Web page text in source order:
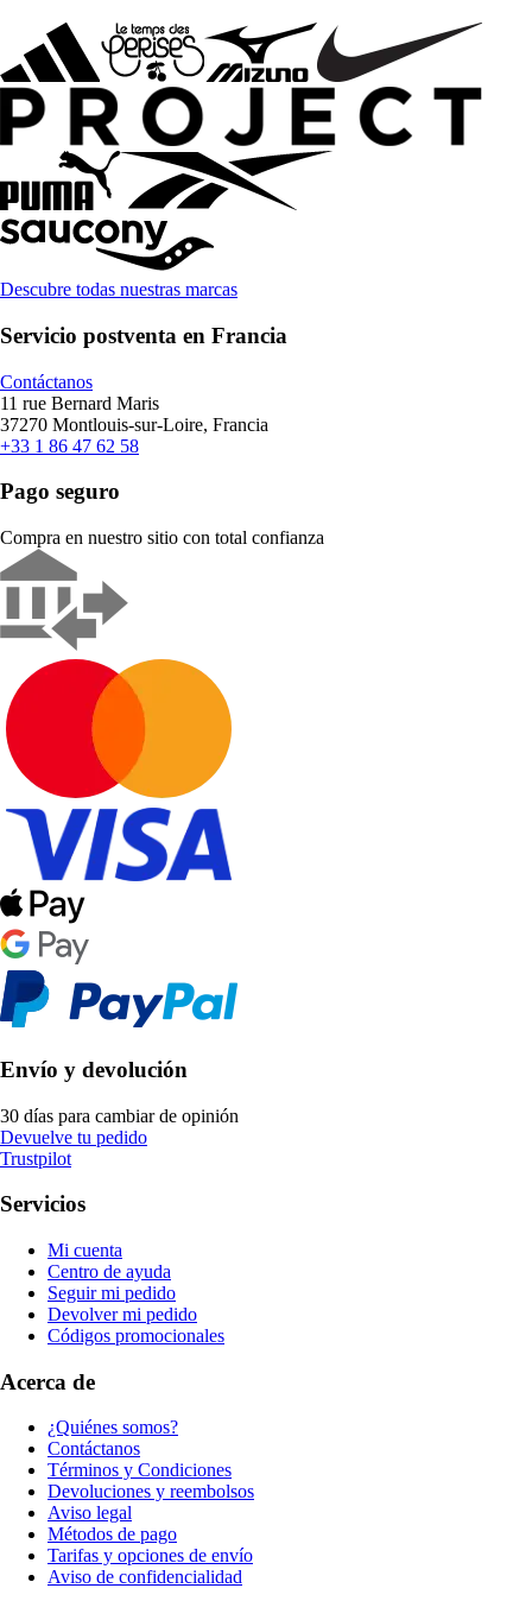
Descubre todas nuestras marcas
Servicio postventa en Francia
Contáctanos
11 rue Bernard Maris
37270 Montlouis-sur-Loire, Francia
+33 1 86 47 62 58
Pago seguro
Compra en nuestro sitio con total confianza
Envío y devolución
30 días para cambiar de opinión
Devuelve tu pedido
Trustpilot
Servicios
Mi cuenta
Centro de ayuda
Seguir mi pedido
Devolver mi pedido
Códigos promocionales
Acerca de
¿Quiénes somos?
Contáctanos
Términos y Condiciones
Devoluciones y reembolsos
Aviso legal
Métodos de pago
Tarifas y opciones de envío
Aviso de confidencialidad